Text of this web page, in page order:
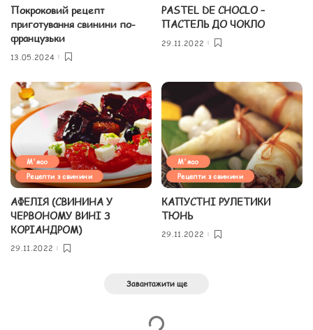
Покроковий рецепт
приготування свинини по-
французьки
13.05.2024
PASTEL DE CHOCLO –
ПАСТЕЛЬ ДО ЧОКЛО
29.11.2022
М'ясо
Рецепти з свинини
АФЕЛІЯ (СВИНИНА У
ЧЕРВОНОМУ ВИНІ З
КОРІАНДРОМ)
29.11.2022
М'ясо
Рецепти з свинини
КАПУСТНІ РУЛЕТИКИ
ТЮНЬ
29.11.2022
Завантажити ще